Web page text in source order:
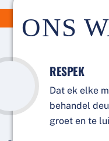
ONS
RESPEK
Dat ek elke
behandel
groet en te